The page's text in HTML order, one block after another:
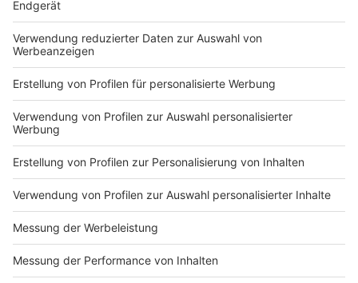
KONTAKT UND IMPRESSUM
AGB
DATENSCHUTZ
MEDIADATEN BRIEFING (PDF)
MEDIADATEN PRINT (PDF)
MEDIADATEN NEWS-WEBSITE (PDF)
ALLE COMPUTERWORLD BRIEFINGS